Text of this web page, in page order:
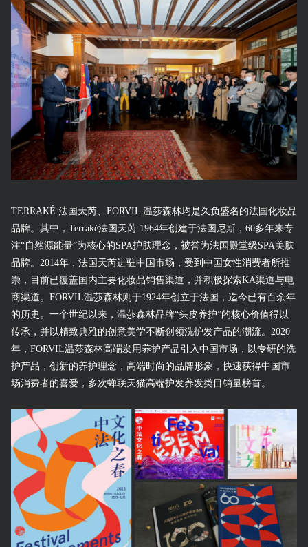
TERRAKÉ 法国天芮、FORVIL 温莎森林均是久负盛名的法国化妆品
品牌。其中，Terraké法国天芮 1964年创建于法国尼斯，60多年来专
注“自然源能量”为核心的SPA护肤理念，被誉为法国殿堂级SPA美肤
品牌。2014年，法国天芮进驻中国市场，受到中国女性消费者所推
崇，目前已覆盖国内主要化妆品销售渠道，并积极探索KA渠道与电
商渠道。FORVIL温莎森林则于1924年创立于法国，迄今已有百余年
的历史。一个世纪以来，温莎森林品牌“头皮养护”的核心价值得以
传承，并以精致典雅的创意美学不断创领洗护发产品的潮流。2020
年，FORVIL温莎森林高端发用养护产品引入中国市场，以专研的洗
护产品，创新的养护理念，高端时尚的品牌形象，快速获得中国市
场消费者的喜爱，多次蝉联天猫高端护发养发类目销量榜首。